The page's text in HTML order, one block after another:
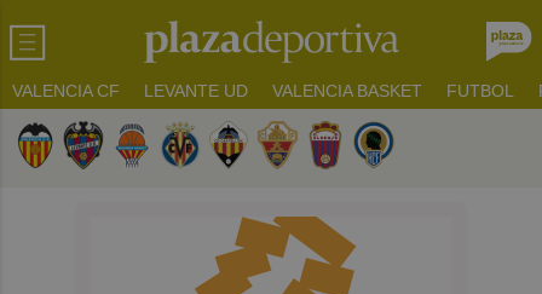
VALENCIA CF LEVANTE UD VALENCIA BASKET FUTBOL